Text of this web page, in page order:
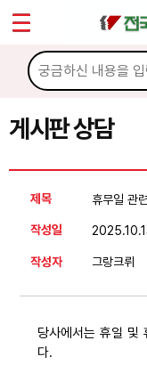
게시판 상담
제목 휴무일 관
작성일
작성자 그랑크뤼
당사에서는 휴일 및
다.
마이페이지
소개
소식
노동상담
권리찾기수첩 검색
노동조합 가입 안내